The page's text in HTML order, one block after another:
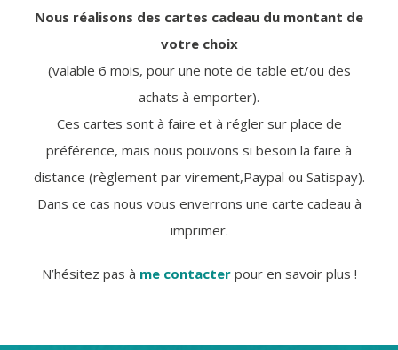
Nous réalisons des cartes cadeau du montant de
votre choix
(valable 6 mois, pour une note de table et/ou des
achats à emporter).
Ces cartes sont à faire et à régler sur place de
préférence, mais nous pouvons si besoin la faire à
distance (règlement par virement,Paypal ou Satispay).
Dans ce cas nous vous enverrons une carte cadeau à
imprimer.
N’hésitez pas à me contacterpour en savoir plus !